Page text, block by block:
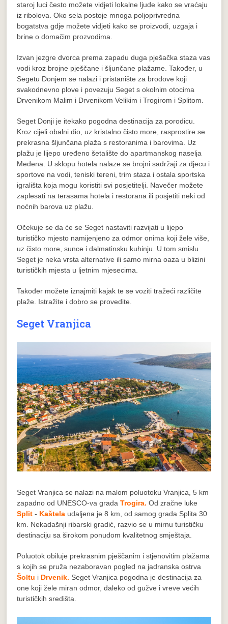
staroj luci često možete vidjeti lokalne ljude kako se vraćaju
iz ribolova. Oko sela postoje mnoga poljoprivredna
bogatstva gdje možete vidjeti kako se proizvodi, uzgaja i
brine o domačim prozvodima.
Izvan jezgre dvorca prema zapadu duga pješačka staza vas
vodi kroz brojne pješčane i šljunčane plažame. Također, u
Segetu Donjem se nalazi i pristanište za brodove koji
svakodnevno plove i povezuju Seget s okolnim otocima
Drvenikom Malim i Drvenikom Velikim i Trogirom i Splitom.
Seget Donji je itekako pogodna destinacija za porodicu.
Kroz cijeli obalni dio, uz kristalno čisto more, rasprostire se
prekrasna šljunčana plaža s restoranima i barovima. Uz
plažu je lijepo uređeno šetalište do apartmanskog naselja
Medena. U sklopu hotela nalaze se brojni sadržaji za djecu i
sportove na vodi, teniski tereni, trim staza i ostala sportska
igrališta koja mogu koristiti svi posjetitelji. Navečer možete
zaplesati na terasama hotela i restorana ili posjetiti neki od
noćnih barova uz plažu.
Očekuje se da će se Seget nastaviti razvijati u lijepo
turističko mjesto namijenjeno za odmor onima koji žele više,
uz čisto more, sunce i dalmatinsku kuhinju. U tom smislu
Seget je neka vrsta alternative ili samo mirna oaza u blizini
turističkih mjesta u ljetnim mjesecima.
Također možete iznajmiti kajak te se voziti tražeći različite
plaže. Istražite i dobro se provedite.
Seget Vranjica
Seget Vranjica se nalazi na malom poluotoku Vranjica, 5 km
zapadno od UNESCO-va gradaTrogira. Od zračne luke
Split - Kaštela udaljena je 8 km, od samog grada Splita 30
km. Nekadašnji ribarski gradić, razvio se u mirnu turističku
destinaciju sa širokom ponudom kvalitetnog smještaja.
Poluotok obiluje prekrasnim pješčanim i stjenovitim plažama
s kojih se pruža nezaboravan pogled na jadranska ostrva
Šoltu i Drvenik. Seget Vranjica pogodna je destinacija za
one koji žele miran odmor, daleko od gužve i vreve većih
turističkih središta.